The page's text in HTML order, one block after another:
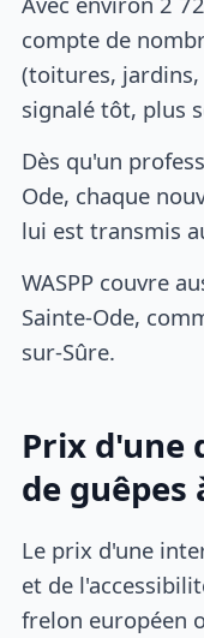
compte de
(toitures, jardins,
signalé tôt, plus
Dès qu'un
Ode, chaque
lui est transmis
WASPP couvre
Sainte-Ode,
sur-Sûre.
Prix d'une
de guêpes
Le prix d'une
et de
frelon européen